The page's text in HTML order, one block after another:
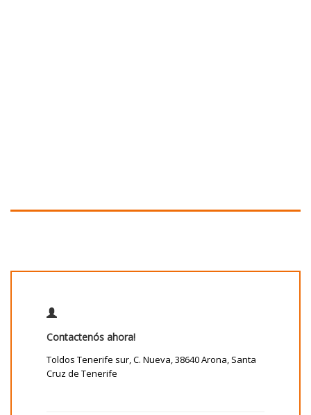
Contactenós ahora!
Toldos Tenerife sur, C. Nueva, 38640 Arona, Santa
Cruz de Tenerife